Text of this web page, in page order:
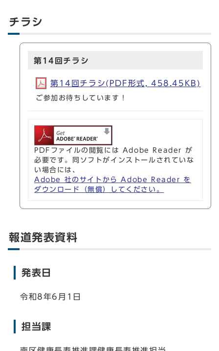
チラシ
第14回チラシ
第14回チラシ(PDF形式, 458.45KB)
ご参加お待ちしています！
PDFファイルの閲覧には Adobe Reader が
必要です。同ソフトがインストールされていな
い場合には、
Adobe 社のサイトから Adobe Reader を
ダウンロード（無償）してください。
報道発表資料
発表日
令和8年6月1日
担当課